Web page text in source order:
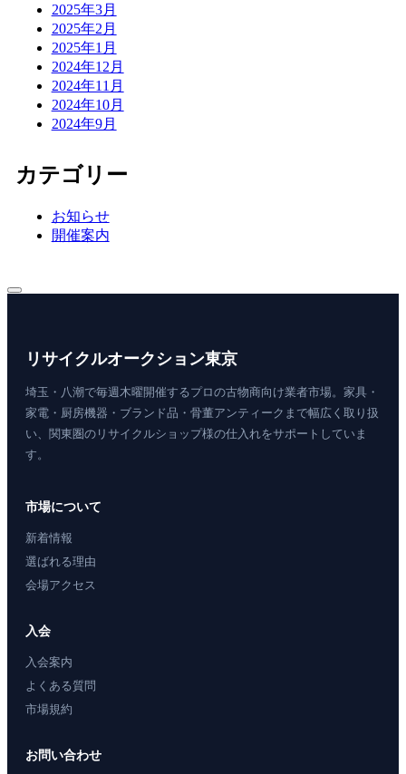
2025年3月
2025年2月
2025年1月
2024年12月
2024年11月
2024年10月
2024年9月
カテゴリー
お知らせ
開催案内
リサイクルオークション東京
埼玉・八潮で毎週木曜開催するプロの古物商向け業者市場。家具・
家電・厨房機器・ブランド品・骨董アンティークまで幅広く取り扱
い、関東圏のリサイクルショップ様の仕入れをサポートしていま
す。
市場について
新着情報
選ばれる理由
会場アクセス
入会
入会案内
よくある質問
市場規約
お問い合わせ